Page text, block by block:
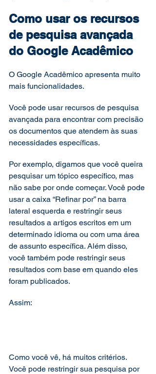
Como usar os recursos
de pesquisa avançada
do Google Acadêmico
O Google Acadêmico apresenta muito
mais funcionalidades.
Você pode usar recursos de pesquisa
avançada para encontrar com precisão
os documentos que atendem às suas
necessidades específicas.
Por exemplo, digamos que você queira
pesquisar um tópico específico, mas
não sabe por onde começar. Você pode
usar a caixa “Refinar por” na barra
lateral esquerda e restringir seus
resultados a artigos escritos em um
determinado idioma ou com uma área
de assunto específica. Além disso,
você também pode restringir seus
resultados com base em quando eles
foram publicados.
Assim:
Como você vê, há muitos critérios.
Você pode restringir sua pesquisa por